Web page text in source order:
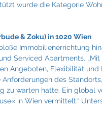
wurde die Kategorie
& Zoku) in 1020 Wien
Immobilienerrichtung
Serviced Apartments. „Mit
Angeboten, Flexibilität und
des
zu warten hatte. Ein global
in Wien vermittelt.“